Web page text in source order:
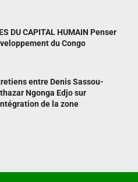
DU CAPITAL HUMAIN Penser
du Congo
entre Denis Sassou-
Ngonga Edjo sur
de la zone